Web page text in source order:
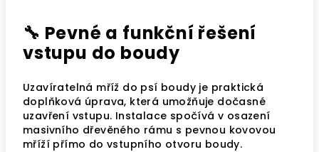
🔧 Pevné a funkční řešení
vstupu do boudy
Uzavíratelná mříž do psí boudy je praktická
doplňková úprava, která umožňuje dočasné
uzavření vstupu. Instalace spočívá v osazení
masivního dřevěného rámu s pevnou kovovou
mříží přímo do vstupního otvoru boudy.